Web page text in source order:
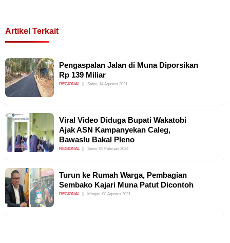
Artikel Terkait
Pengaspalan Jalan di Muna Diporsikan
Rp 139 Miliar
REGIONAL Sabtu, 14 Agustus 2021
Viral Video Diduga Bupati Wakatobi
Ajak ASN Kampanyekan Caleg,
Bawaslu Bakal Pleno
REGIONAL Senin, 05 Februari 2024
Turun ke Rumah Warga, Pembagian
Sembako Kajari Muna Patut Dicontoh
REGIONAL Minggu, 08 Agustus 2021